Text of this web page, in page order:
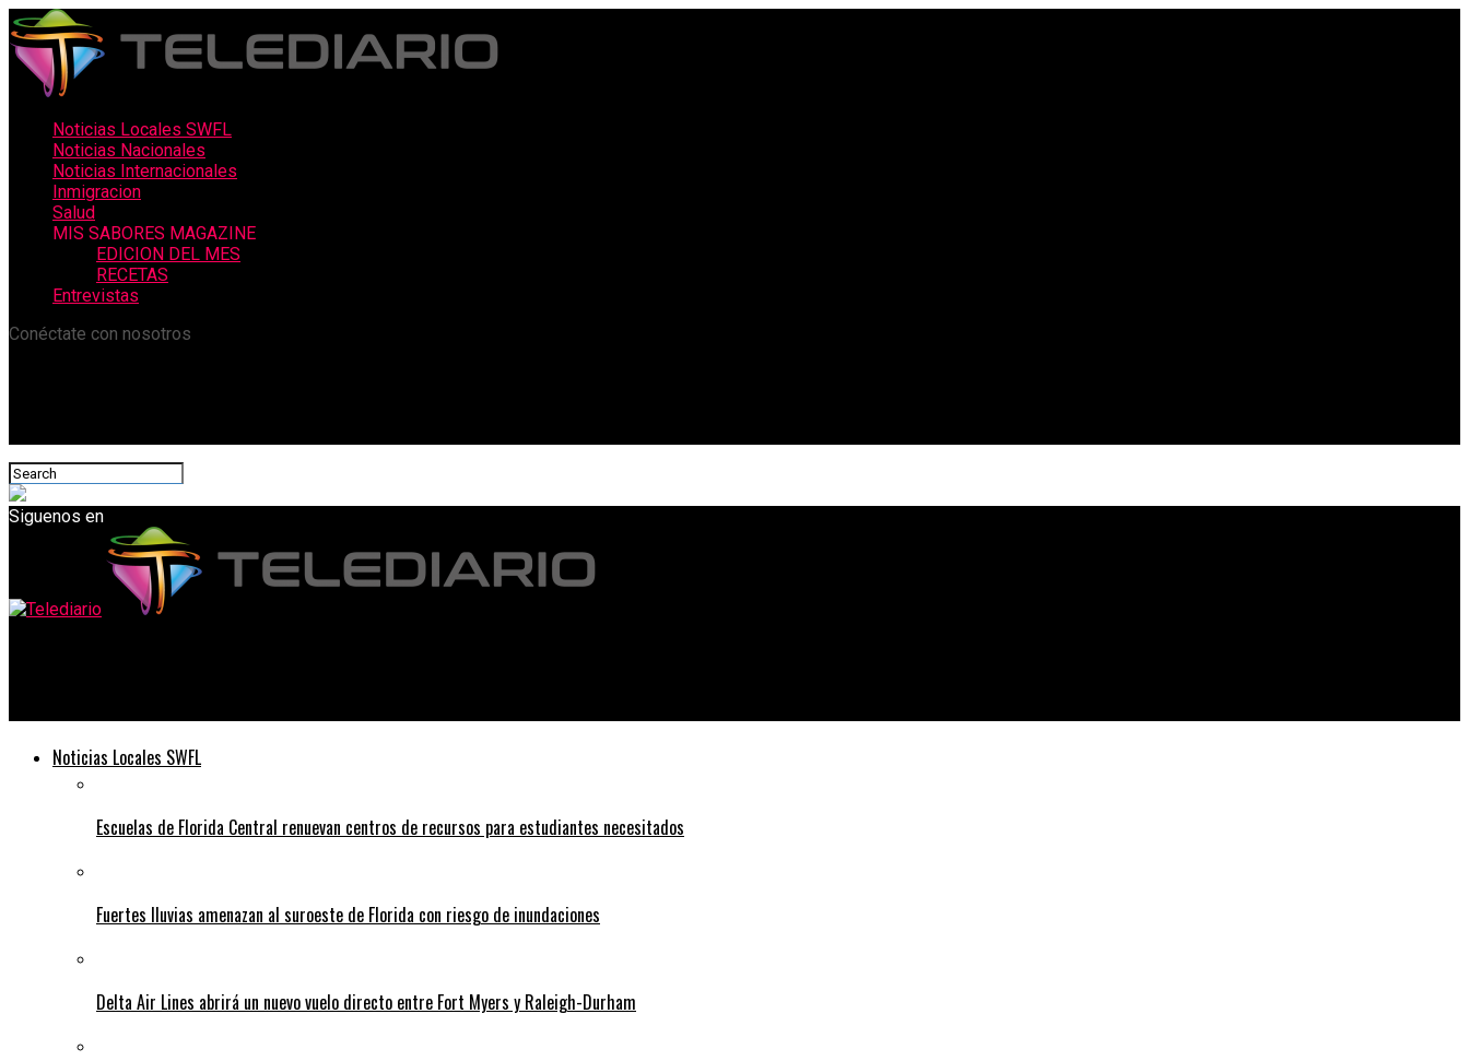
Noticias Locales SWFL
Noticias Nacionales
Noticias Internacionales
Inmigracion
Salud
MIS SABORES MAGAZINE
EDICION DEL MES
RECETAS
Entrevistas
Conéctate con nosotros
Siguenos en
Noticias Locales SWFL
Escuelas de Florida Central renuevan centros de recursos para estudiantes necesitados
Fuertes lluvias amenazan al suroeste de Florida con riesgo de inundaciones
Delta Air Lines abrirá un nuevo vuelo directo entre Fort Myers y Raleigh-Durham